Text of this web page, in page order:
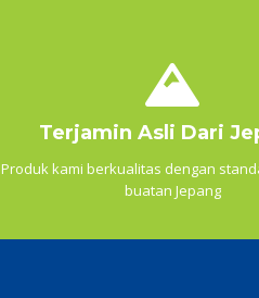
Terjamin Asli Dari
Produk kami berkualitas dengan
buatan Jepang